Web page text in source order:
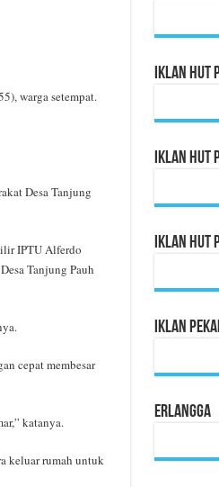
warga setempat.
Desa Tanjung
IPTU Alferdo
Tanjung Pauh
cepat membesar
katanya.
keluar rumah untuk
Iklan HUT
Iklan HUT
Iklan HUT
Iklan
Erlangga